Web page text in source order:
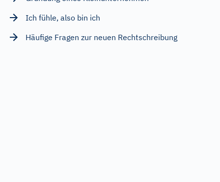
Ich fühle, also bin ich
Häufige Fragen zur neuen Rechtschreibung